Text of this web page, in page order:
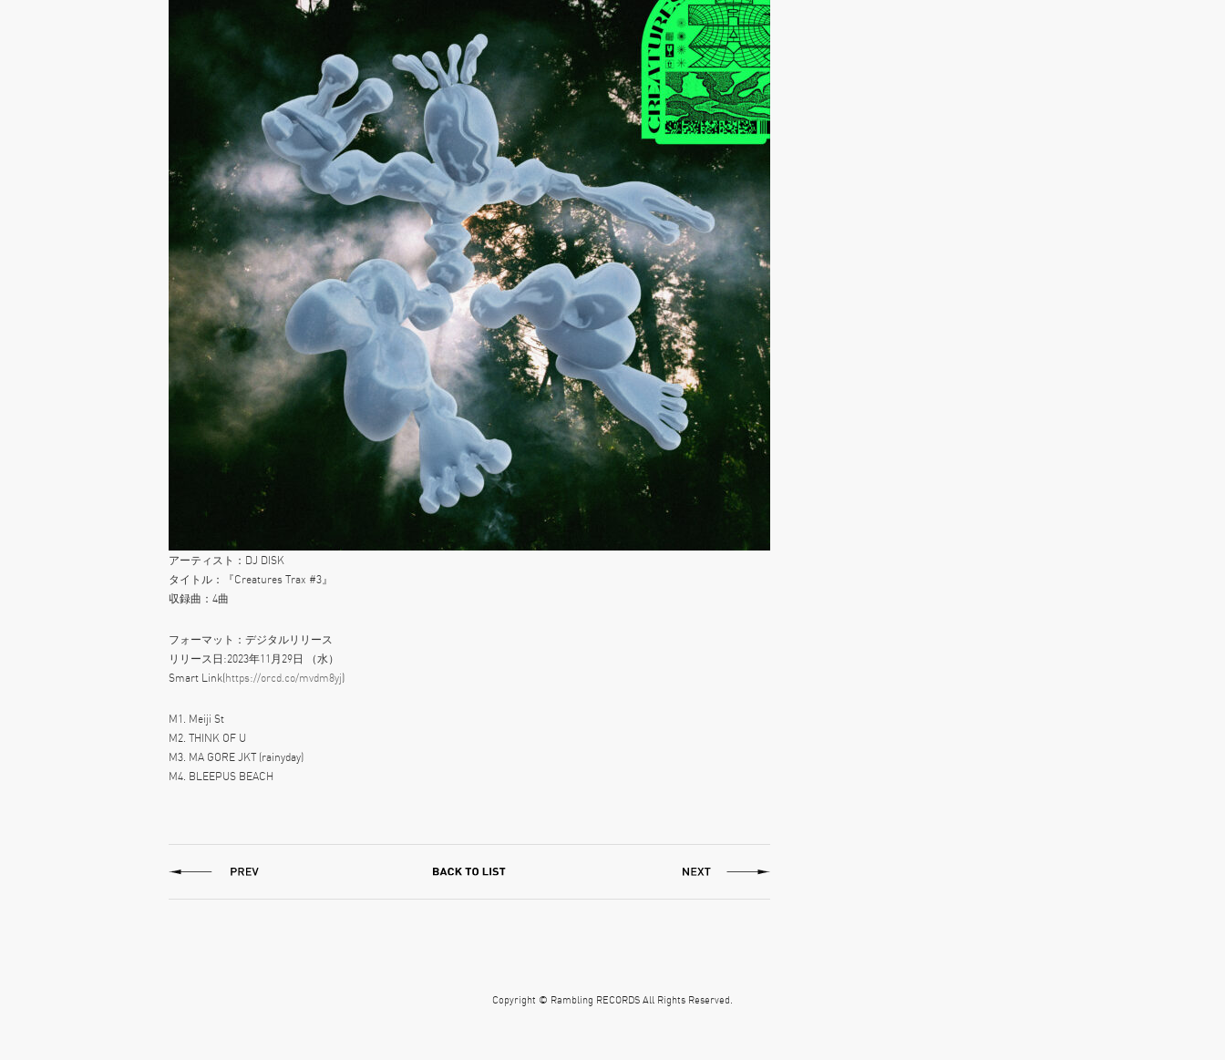
アーティスト：DJ DISK
タイトル：『Creatures Trax #3』
収録曲：4曲
フォーマット：デジタルリリース
リリース日:2023年11月29日 （水）
Smart Link(https://orcd.co/mvdm8yj)
M1. Meiji St
M2. THINK OF U
M3. MA GORE JKT (rainyday)
M4. BLEEPUS BEACH
Copyright © Rambling RECORDS All Rights Reserved.